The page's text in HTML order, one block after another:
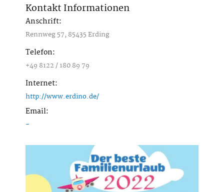
Kontakt Informationen
Anschrift:
Rennweg 57, 85435 Erding
Telefon:
+49 8122 / 180 89 79
Internet:
http://www.erdino.de/
Email:
-